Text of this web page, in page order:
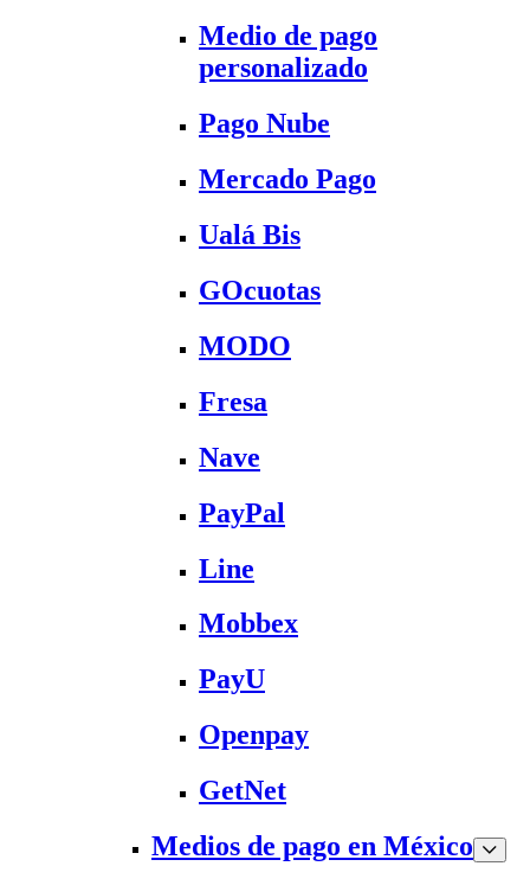
Medio de pago
personalizado
Pago Nube
Mercado Pago
Ualá Bis
GOcuotas
MODO
Fresa
Nave
PayPal
Line
Mobbex
PayU
Openpay
GetNet
Medios de pago en México